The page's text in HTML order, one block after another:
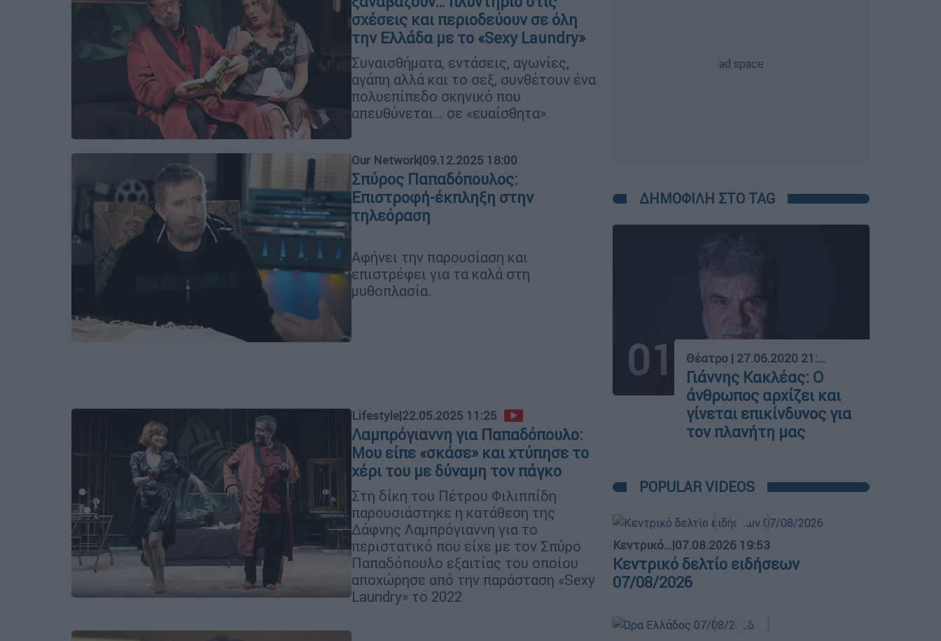
σχέσεις και περιοδεύουν σε όλη
την Ελλάδα με το «Sexy Laundry»
Συναισθήματα, εντάσεις, αγωνίες,
αγάπη αλλά και το σεξ, συνθέτουν ένα
πολυεπίπεδο σκηνικό που
απευθύνεται… σε «ευαίσθητα»
Our Network|09.12.2025 18:00
Σπύρος Παπαδόπουλος:
Επιστροφή-έκπληξη στην
τηλεόραση
Αφήνει την παρουσίαση και
επιστρέφει για τα καλά στη
μυθοπλασία.
Lifestyle|22.05.2025 11:25
Λαμπρόγιαννη για Παπαδόπουλο:
Μου είπε «σκάσε» και χτύπησε το
χέρι του με δύναμη τον πάγκο
Στη δίκη του Πέτρου Φιλιππίδη
παρουσιάστηκε η κατάθεση της
Δάφνης Λαμπρόγιαννη για το
περιστατικό που είχε με τον Σπύρο
Παπαδόπουλο εξαιτίας του οποίου
αποχώρησε από την παράσταση «Sexy
Laundry» το 2022
ΔΗΜΟΦΙΛΗ ΣΤΟ TAG
01 Θέατρο | 27.06.2020 21:27
Γιάννης Κακλέας: Ο
άνθρωπος αρχίζει και
γίνεται επικίνδυνος για
τον πλανήτη μας
POPULAR VIDEOS
Κεντρικό...|07.08.2026 19:53
Κεντρικό δελτίο ειδήσεων
07/08/2026